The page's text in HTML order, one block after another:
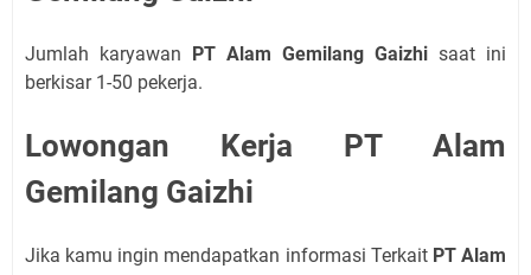
Jumlah karyawan PT Alam Gemilang Gaizhi saat ini
berkisar 1-50 pekerja.
Lowongan Kerja PT Alam
Gemilang Gaizhi
Jika kamu ingin mendapatkan informasi Terkait PT Alam